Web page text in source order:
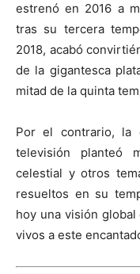
estrenó en 2016 a
tras su tercera
2018, acabó
de la gigantesca
mitad de la quinta
Por el contrario, la
televisión planteó
celestial y otros
resueltos en su
hoy una visión
vivos a este